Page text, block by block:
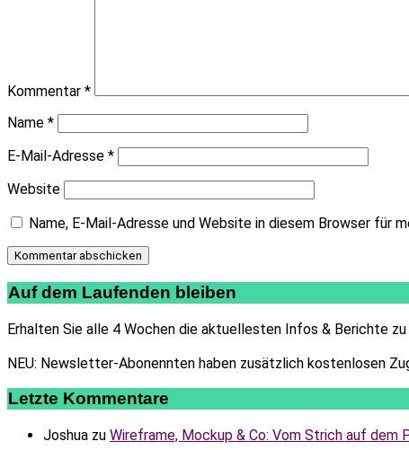
Kommentar *
Name *
E-Mail-Adresse *
Website
Name, E-Mail-Adresse und Website in diesem Browser für
Auf dem Laufenden bleiben
Erhalten Sie alle 4 Wochen die aktuellesten Infos & Berichte
NEU: Newsletter-Abonennten haben zusätzlich kostenlosen
Letzte Kommentare
Joshua zu Wireframe, Mockup & Co: Vom Strich auf dem